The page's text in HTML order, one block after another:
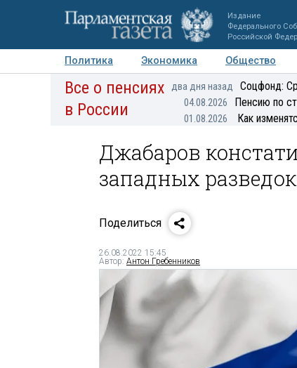
Издание
Федерального
Российской
Политика Экономика Общество
Авторы Персоны Мнения
Все о пенсиях
в России
два дня назад Соцфонд:
04.08.2026 Пенсию по
01.08.2026 Как
Джабаров
западных
Поделиться
26.08.2022 15:45
Автор: Антон Гребенников